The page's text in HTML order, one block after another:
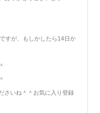
すが、もしかしたら14日か
さいね＾＾お気に入り登録